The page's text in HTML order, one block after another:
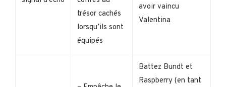
trésor cachés
lorsqu’ils sont
équipés
avoir vaincu
Valentina
Battez Bundt et
Raspberry (en tant